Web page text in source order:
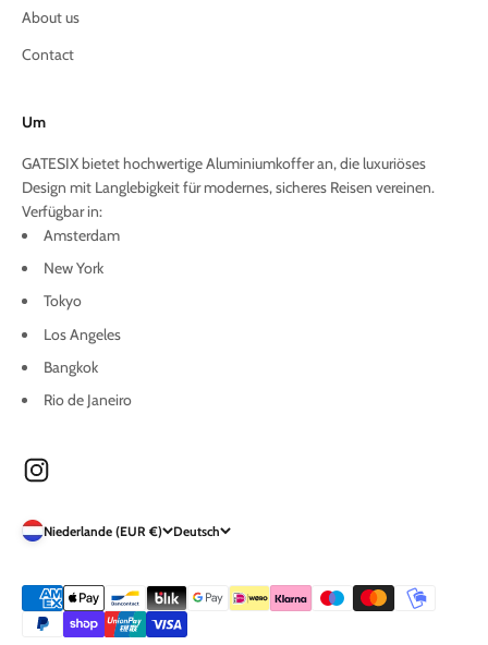
About us
Contact
Um
GATESIX bietet hochwertige Aluminiumkoffer an, die luxuriöses
Design mit Langlebigkeit für modernes, sicheres Reisen vereinen.
Verfügbar in:
Amsterdam
New York
Tokyo
Los Angeles
Bangkok
Rio de Janeiro
Niederlande (EUR €) Deutsch